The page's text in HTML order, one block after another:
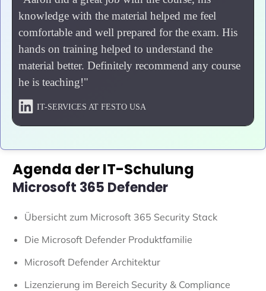
knowledge with the material helped me feel
comfortable and well prepared for the exam. His
hands on training helped to understand the
material better. Definitely recommend any course
he is teaching!"
IT-SERVICES AT FESTO USA
Agenda der IT-Schulung
Microsoft 365 Defender
Übersicht zum Microsoft 365 Security Stack
Die Microsoft Defender Produktfamilie
Microsoft Defender Architektur
Lizenzierung im Bereich Security & Compliance